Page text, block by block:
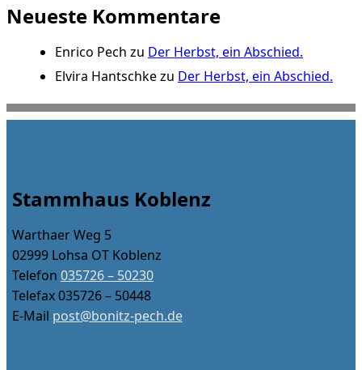
Neueste Kommentare
Enrico Pech zu Der Herbst, ein Abschied.
Elvira Hantschkezu Der Herbst, ein Abschied.
Stammhaus Koblenz
Warthaer Weg 5
02999 Lohsa OT Koblenz
Telefon 035726 – 50230
Telefax 035726 – 50448
E-Mail post@bonitz-pech.de